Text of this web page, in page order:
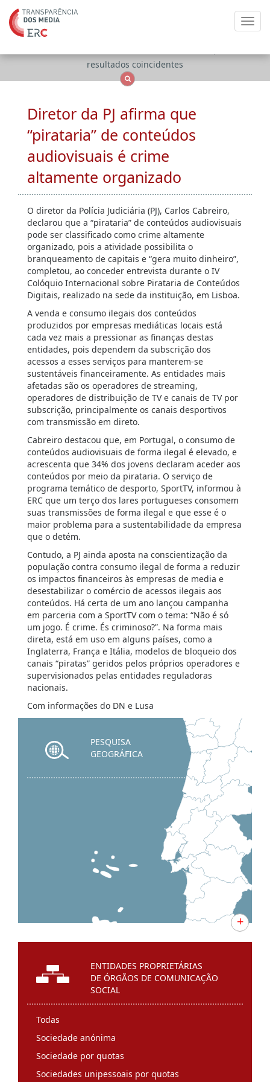
resultados coincidentes
Diretor da PJ afirma que
“pirataria” de conteúdos
audiovisuais é crime
altamente organizado
O diretor da Polícia Judiciária (PJ), Carlos Cabreiro,
declarou que a “pirataria” de conteúdos audiovisuais
pode ser classificado como crime altamente
organizado, pois a atividade possibilita o
branqueamento de capitais e “gera muito dinheiro”,
completou, ao conceder entrevista durante o IV
Colóquio Internacional sobre Pirataria de Conteúdos
Digitais, realizado na sede da instituição, em Lisboa.
A venda e consumo ilegais dos conteúdos
produzidos por empresas mediáticas locais está
cada vez mais a pressionar as finanças destas
entidades, pois dependem da subscrição dos
acessos a esses serviços para manterem-se
sustentáveis financeiramente. As entidades mais
afetadas são os operadores de streaming,
operadores de distribuição de TV e canais de TV por
subscrição, principalmente os canais desportivos
com transmissão em direto.
Cabreiro destacou que, em Portugal, o consumo de
conteúdos audiovisuais de forma ilegal é elevado, e
acrescenta que 34% dos jovens declaram aceder aos
conteúdos por meio da pirataria. O serviço de
programa temático de desporto, SportTV, informou à
ERC que um terço dos lares portugueses consomem
suas transmissões de forma ilegal e que esse é o
maior problema para a sustentabilidade da empresa
que o detém.
Contudo, a PJ ainda aposta na conscientização da
população contra consumo ilegal de forma a reduzir
os impactos financeiros às empresas de media e
desestabilizar o comércio de acessos ilegais aos
conteúdos. Há certa de um ano lançou campanha
em parceria com a SportTV com o tema: “Não é só
um jogo. É crime. És criminoso?”. Na forma mais
direta, está em uso em alguns países, como a
Inglaterra, França e Itália, modelos de bloqueio dos
canais “piratas” geridos pelos próprios operadores e
supervisionados pelas entidades reguladoras
nacionais.
Com informações do DN e Lusa
PESQUISA
GEOGRÁFICA
+
ENTIDADES PROPRIETÁRIAS
DE ÓRGÃOS DE COMUNICAÇÃO
SOCIAL
Todas
Sociedade anónima
Sociedade por quotas
Sociedades unipessoais por quotas